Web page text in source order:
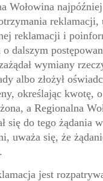
Wołowina
reklamacji,
reklamacji i
o dalszym
wymiany
albo złożył
określając kwotę,
a Regionalna
się do tego żądania
uważa się, że
jest